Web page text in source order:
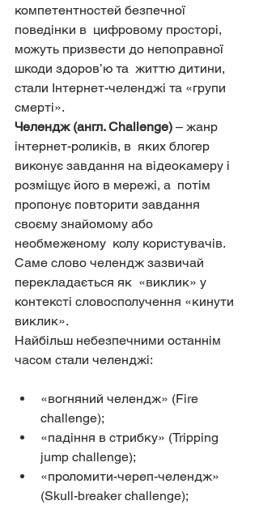
компетентностей безпечної
поведінки в  цифровому просторі,
можуть призвести до непоправної
шкоди здоров’ю та  життю дитини,
стали Інтернет-челенджі та «групи
смерті».
Челендж (англ. Challenge) – жанр
інтернет-роликів, в  яких блогер
виконує завдання на відеокамеру і
розміщує його в мережі, а  потім
пропонує повторити завдання
своєму знайомому або
необмеженому  колу користувачів.
Саме слово челендж зазвичай
перекладається як  «виклик» у
контексті словосполучення «кинути
виклик».
Найбільш небезпечними останнім
часом стали челенджі:
«вогняний челендж» (Fire
challenge);
«падіння в стрибку» (Tripping
jump challenge);
«проломити-череп-челендж»
(Skull-breaker challenge);